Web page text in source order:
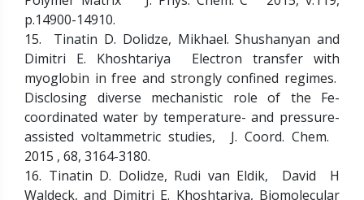
p.14900-14910.
15. Tinatin D. Dolidze, Mikhael. Shushanyan and
Dimitri E. Khoshtariya Electron transfer with
myoglobin in free and strongly confined regimes.
Disclosing diverse mechanistic role of the Fe-
coordinated water by temperature- and pressure-
assisted voltammetric studies, J. Coord. Chem.
2015 , 68, 3164-3180.
16. Tinatin D. Dolidze, Rudi van Eldik, David H
Waldeck, and Dimitri E. Khoshtariya, Biomolecular